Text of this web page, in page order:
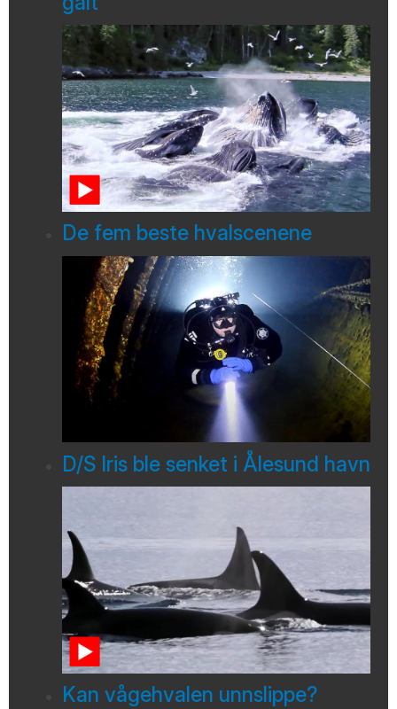
De fem beste hvalscenene
D/S Iris ble senket i Ålesund havn
Kan vågehvalen unnslippe?